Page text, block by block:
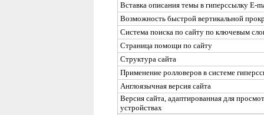
Вставка описания темы в гиперссылку E-
Возможность быстрой вертикальной
Система поиска по сайту по ключевым
Страница помощи по сайту
Структура сайта
Применение ролловеров в системе
Англоязычная версия сайта
Версия сайта, адаптированная для
устройствах